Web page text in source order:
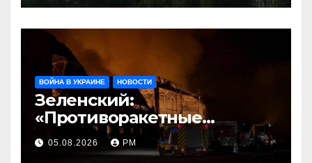
ВОЙНА В УКРАИНЕ НОВОСТИ
Зеленский:
«Противоракетные
средства могли бы спасти
погибших сегодня»
05.08.2026 РМ